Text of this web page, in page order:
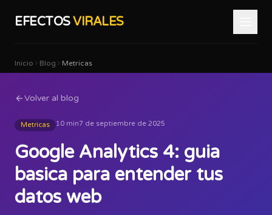
EFECTOSVIRALES
Inicio Blog Metricas
Volver al blog
Metricas 10 min7 de septiembre de 2025
Google Analytics 4: guia
basica para entender tus
datos web